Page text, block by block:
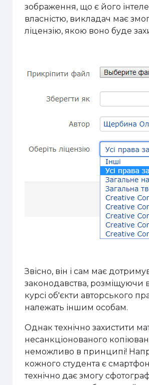
зображення, що є його
власністю, викладач має
ліцензію, якою воно буде
Звісно, він і сам має
законодавства, розміщуючи
курсі об'єкти авторського
належать іншим особам.
Однак технічно захистити
несанкціонованого
неможливо в принципі!
кожного студента є
технічно дає змогу